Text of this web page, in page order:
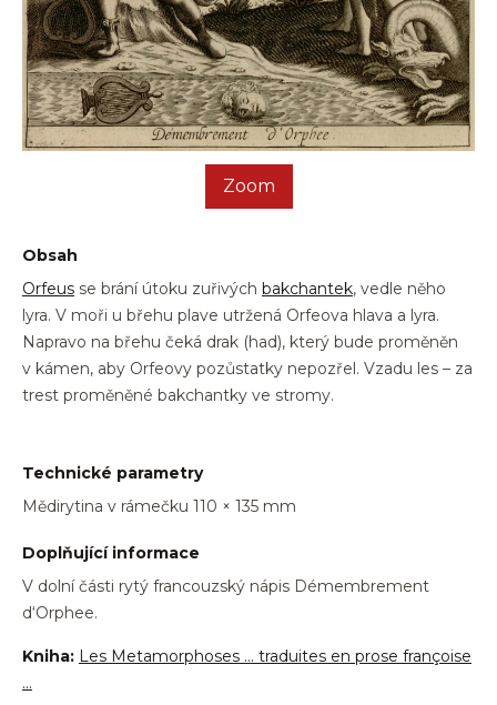
Zoom
Obsah
Orfeus se brání útoku zuřivých bakchantek, vedle něho
lyra. V moři u břehu plave utržená Orfeova hlava a lyra.
Napravo na břehu čeká drak (had), který bude proměněn
v kámen, aby Orfeovy pozůstatky nepozřel. Vzadu les – za
trest proměněné bakchantky ve stromy.
Technické parametry
Mědirytina v rámečku 110 × 135 mm
Doplňující informace
V dolní části rytý francouzský nápis Démembrement
d‘Orphee.
Kniha: Les Metamorphoses … traduites en prose françoise
…